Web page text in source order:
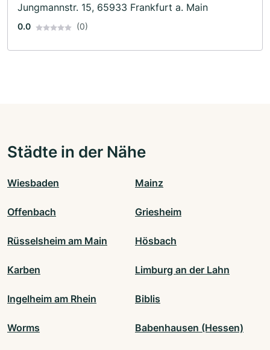
Jungmannstr. 15, 65933 Frankfurt a. Main
0.0 (0)
Städte in der Nähe
Wiesbaden Mainz
Offenbach Griesheim
Rüsselsheim am Main Hösbach
Karben Limburg an der Lahn
Ingelheim am Rhein Biblis
Worms Babenhausen (Hessen)